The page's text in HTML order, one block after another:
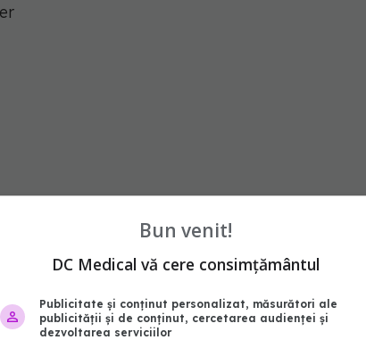
Bun venit!
DC Medical vă cere consimțământul
Publicitate și conținut personalizat, măsurători ale
publicității și de conținut, cercetarea audienței și
dezvoltarea serviciilor